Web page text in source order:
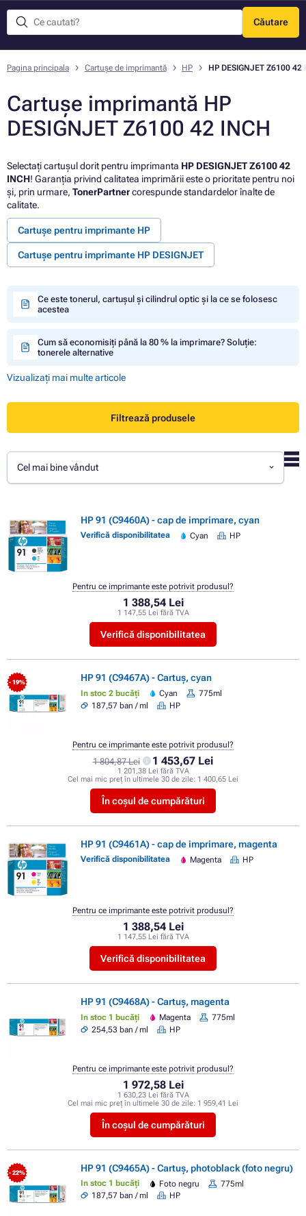
Căutare
Meniu
Pagina principala Cartușe de imprimantă HP HP DESIGNJET Z6100 42
Cartușe imprimantă HP
DESIGNJET Z6100 42 INCH
Selectați cartușul dorit pentru imprimanta HP DESIGNJET Z6100 42
INCH! Garanția privind calitatea imprimării este o prioritate pentru noi
și, prin urmare, TonerPartnercorespunde standardelor înalte de
calitate.
Cartușe pentru imprimante HP
Cartușe pentru imprimante HP DESIGNJET
Ce este tonerul, cartușul și cilindrul optic și la ce se folosesc
acestea
Cum să economisiți până la 80 % la imprimare? Soluție:
tonerele alternative
Vizualizați mai multe articole
Filtrează produsele
Cel mai bine vândut
HP 91 (C9460A) - cap de imprimare, cyan
Verifică disponibilitatea Cyan HP
1 388,54 Lei
1 147,55 Lei fără TVA
Verifică disponibilitatea
Pentru ce imprimante este potrivit produsul?
- 19% HP 91 (C9467A) - Cartuș, cyan
In stoc 2 bucăți Cyan
775ml
187,57 ban / ml
HP
1 804,87 Lei 1 453,67 Lei
1 201,38 Lei fără TVA
Cel mai mic preț în ultimele 30 de zile: 1 400,65 Lei
În coșul de cumpărături
Pentru ce imprimante este potrivit produsul?
HP 91 (C9461A) - cap de imprimare, magenta
Verifică disponibilitatea Magenta HP
1 388,54 Lei
1 147,55 Lei fără TVA
Verifică disponibilitatea
Pentru ce imprimante este potrivit produsul?
HP 91 (C9468A) - Cartuș, magenta
In stoc 1 bucăți Magenta
775ml
254,53 ban / ml
HP
1 972,58 Lei
1 630,23 Lei fără TVA
Cel mai mic preț în ultimele 30 de zile: 1 959,41 Lei
În coșul de cumpărături
Pentru ce imprimante este potrivit produsul?
- 22% HP 91 (C9465A) - Cartuș, photoblack (foto negru)
In stoc 1 bucăți Foto negru
775ml
187,57 ban / ml
HP